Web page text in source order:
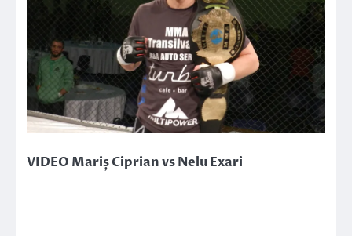
VIDEO Mariș Ciprian vs Nelu Exari